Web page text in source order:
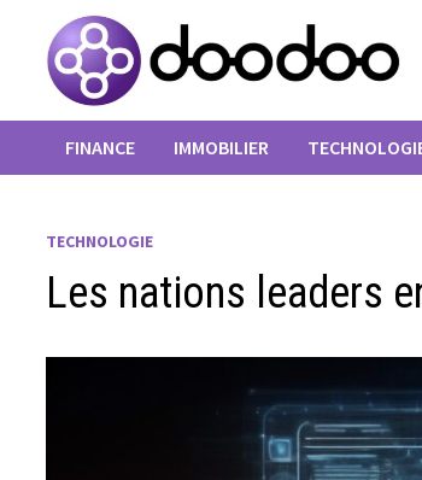
contenu
FINANCE IMMOBILIER
TECHNOLOGIE
Les nations leaders